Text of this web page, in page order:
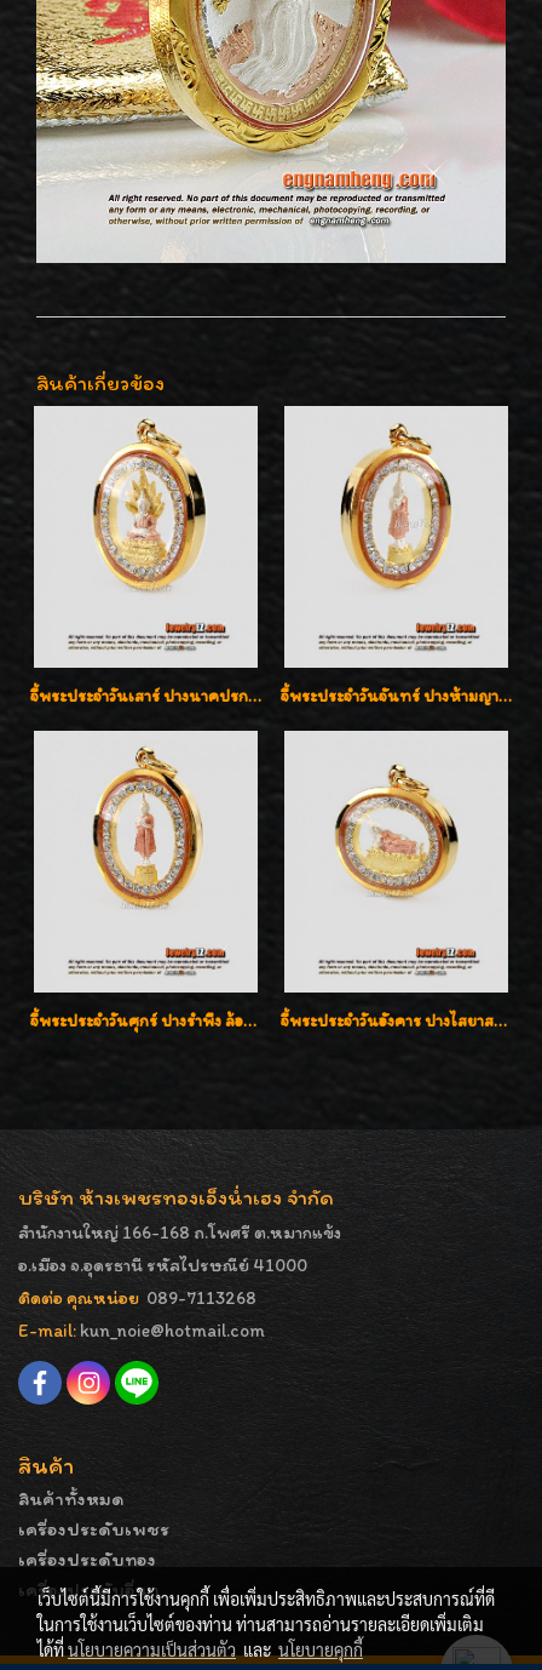
สินค้าเกี่ยวข้อง
จี้พระประจำวันเสาร์ ปางนาคปรก ล้อมเพชรสวิส เลี่ยมกรอบทองแท้90%ค่ะ จี้พระประจำวันจันทร์ ปางห้ามญาติ ล้อมเพชรสวิส เลี่ยมกรอบทองแท้90%ค่ะ
จี้พระประจำวันศุกร์ ปางรำพึง ล้อมเพชรสวิส เลี่ยมกรอบทองแท้90%ค่ะ จี้พระประจำวันอังคาร ปางไสยาสน์ ล้อมเพชรสวิส เลี่ยมกรอบทองแท้90%ค่ะ
บริษัท ห้างเพชรทองเอ็งน่ำเฮง จำกัด
สำนักงานใหญ่ 166-168 ถ.โพศรี ต.หมากแข้ง
อ.เมือง จ.อุดรธานี รหัสไปรษณีย์ 41000
ติดต่อ คุณหน่อย 089-7113268
E-mail: kun_noie@hotmail.com
สินค้า
สินค้าทั้งหมด
เครื่องประดับเพชร
เครื่องประดับทอง
เครื่องประดับอื่นๆ
เว็บไซต์นี้มีการใช้งานคุกกี้ เพื่อเพิ่มประสิทธิภาพและประสบการณ์ที่ดี
ในการใช้งานเว็บไซต์ของท่าน ท่านสามารถอ่านรายละเอียดเพิ่มเติม
ได้ที่นโยบายความเป็นส่วนตัว และ นโยบายคุกกี้